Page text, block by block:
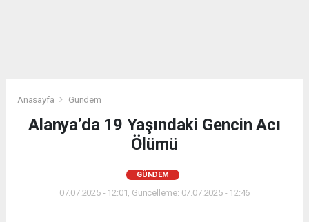
Anasayfa Gündem
Alanya’da 19 Yaşındaki Gencin Acı
Ölümü
GÜNDEM
07.07.2025 - 12:01, Güncelleme: 07.07.2025 - 12:46